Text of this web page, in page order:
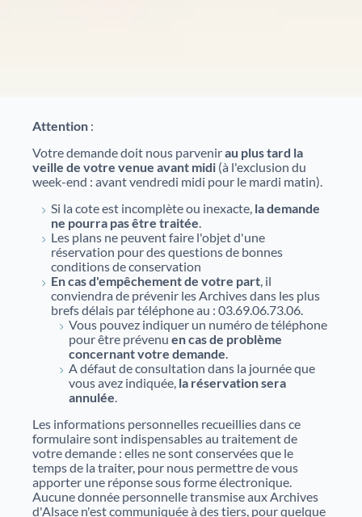
Attention :
Votre demande doit nous parvenirau plus tard la
veille de votre venue avant midi (à l'exclusion du
week-end : avant vendredi midi pour le mardi matin).
Si la cote est incomplète ou inexacte, la demande
ne pourra pas être traitée.
Les plans ne peuvent faire l'objet d'une
réservation pour des questions de bonnes
conditions de conservation
En cas d'empêchement de votre part, il
conviendra de prévenir les Archives dans les plus
brefs délais par téléphone au : 03.69.06.73.06.
Vous pouvez indiquer un numéro de téléphone
pour être prévenu en cas de problème
concernant votre demande.
A défaut de consultation dans la journée que
vous avez indiquée, la réservation sera
annulée.
Les informations personnelles recueillies dans ce
formulaire sont indispensables au traitement de
votre demande : elles ne sont conservées que le
temps de la traiter, pour nous permettre de vous
apporter une réponse sous forme électronique.
Aucune donnée personnelle transmise aux Archives
d'Alsace n'est communiquée à des tiers, pour quelque
Aide à la recherche
Afin de vous aider dans vos recherches historiques,
administratives ou généalogiques, nous vous
thématiques variées.
Famille et généalogie
Affaires de nationalité et émigration
Evénements historiques, conflits et soldats
Justice Sites et bâtiments
Métiers et fonctions Culture et loisirs